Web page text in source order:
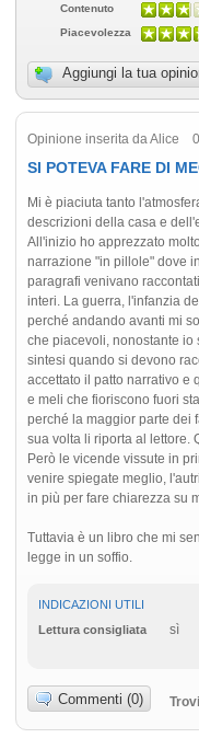
Contenuto
Piacevolezza
Aggiungi la tua
Opinione inserita da Alice
SI POTEVA FARE DI
Mi è piaciuta tanto
descrizioni della casa e
All'inizio ho apprezzato
narrazione "in pillole" dove
paragrafi venivano
interi. La guerra, l'infanzia
perché andando avanti mi
che piacevoli, nonostante
sintesi quando si devono
accettato il patto narrativo e
e meli che fioriscono fuori
perché la maggior parte dei
sua volta li riporta al lettore.
Però le vicende vissute in
venire spiegate meglio,
in più per fare chiarezza su
Tuttavia è un libro che mi
legge in un soffio.
INDICAZIONI UTILI
Lettura consigliata
sì
Commenti (0)